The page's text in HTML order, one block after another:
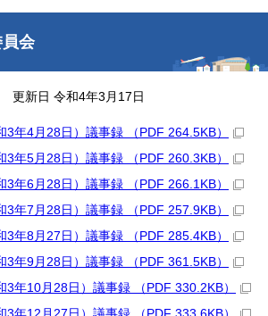
会
更新日 令和4年3月17日
3年4月28日）議事録 （PDF 264.5KB）
3年5月28日）議事録 （PDF 260.3KB）
3年6月28日）議事録 （PDF 266.1KB）
3年7月28日）議事録 （PDF 257.9KB）
3年8月27日）議事録 （PDF 285.4KB）
3年9月28日）議事録 （PDF 361.5KB）
3年10月28日）議事録 （PDF 330.2KB）